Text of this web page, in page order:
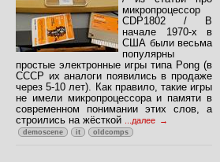
микропроцессор
CDP1802 / В
начале 1970-х в
США были весьма
популярны
простые электронные игры типа Pong (в
СССР их аналоги появились в продаже
через 5-10 лет). Как правило, такие игры
не имели микропроцессора и памяти в
современном понимании этих слов, а
строились на жёсткой
...далее
demoscene it oldcomps